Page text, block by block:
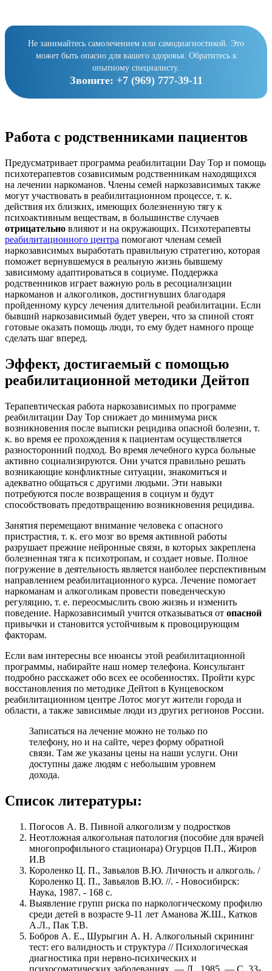
Не занимайтесь самолечением или самодиагностикой. Это
может быть опасно для вашего здоровья. Обратитесь к
опытному специалисту.
Звоните: +7 (969) 777-39-11
Работа с родственниками пациентов
Предусматривает программа реабилитации Day Top и помощь
психотерапевтов созависимым родственникам находящихся
на лечении наркоманов. Члены семей наркозависимых также
могут участвовать в реабилитационном процессе, т. к.
действия их близких, имеющих болезненную тягу к
психоактивным веществам, в большинстве случаев
отрицательно влияют и на окружающих. Психотерапевты
реабилитационного центра помогают членам семей
наркозависимых выработать правильную стратегию, которая
поможет вернувшемуся в реальную жизнь бывшему
зависимому адаптироваться в социуме. Поддержка
родственников играет важную роль в ресоциализации
наркоманов и алкоголиков, достигнувших благодаря
пройденному курсу лечения длительной реабилитации. Если
бывший наркозависимый будет уверен, что за спиной стоят
готовые оказать помощь люди, то ему будет намного проще
сделать шаг вперед.
Эффект, достигаемый с помощью
реабилитационной методики Дейтоп
Терапевтическая работа наркозависимых по программе
реабилитации Day Top снижает до минимума риск
возникновения после выписки рецидива опасной болезни, т.
к. во время ее прохождения к пациентам осуществляется
разносторонний подход. Во время лечебного курса больные
активно социализируются. Они учатся правильно решать
возникающие конфликтные ситуации, знакомиться и
адекватно общаться с другими людьми. Эти навыки
потребуются после возвращения в социум и будут
способствовать предотвращению возникновения рецидива.
Занятия перемещают внимание человека с опасного
пристрастия, т. к. его мозг во время активной работы
разрушает прежние нейронные связи, в которых закреплена
болезненная тяга к психотропам, и создает новые. Полное
погружение в деятельность является наиболее перспективным
направлением реабилитационного курса. Лечение помогает
наркоманам и алкоголикам провести поведенческую
регуляцию, т. е. переосмыслить свою жизнь и изменить
поведение. Наркозависимый учится отказываться от опасной
привычки и становится устойчивым к провоцирующим
факторам.
Если вам интересны все нюансы этой реабилитационной
программы, набирайте наш номер телефона. Консультант
подробно расскажет обо всех ее особенностях. Пройти курс
восстановления по методике Дейтоп в Кунцевоском
реабилитационном центре Лотос могут жители города и
области, а также зависимые люди из других регионов России.
Записаться на лечение можно не только по
телефону, но и на сайте, через форму обратной
связи. Там же указаны цены на наши услуги. Они
доступны даже людям с небольшим уровнем
дохода.
Список литературы:
Погосов А. В. Пивной алкоголизм у подростков
Неотложная алкогольная патология (пособие для врачей
многопрофильного стационара) Огурцов П.П., Жиров
И.В
Короленко Ц. П., Завьялов В.Ю. Личность и алкоголь. /
Короленко Ц. П., Завьялов В.Ю. //. - Новосибирск:
Наука, 1987. - 168 с.
Выявление групп риска по наркологическому профилю
среди детей в возрасте 9-11 лет Аманова Ж.Ш., Катков
А.Л., Пак Т.В.
Бобров А. Е., Шурыгин А. Н. Алкогольный скрининг
тест: его валидность и структура // Психологическая
диагностика при нервно-психических и
психосоматических заболеваниях. — Л., 1985. — С. 33-